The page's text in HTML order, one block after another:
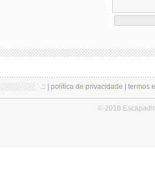
.:: | política de privacidade termos
© 2018